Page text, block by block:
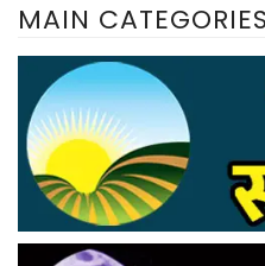
MAIN CATEGORIES